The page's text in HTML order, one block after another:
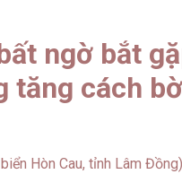
ngờ bắt
cách
Hòn Cau, tỉnh Lâm